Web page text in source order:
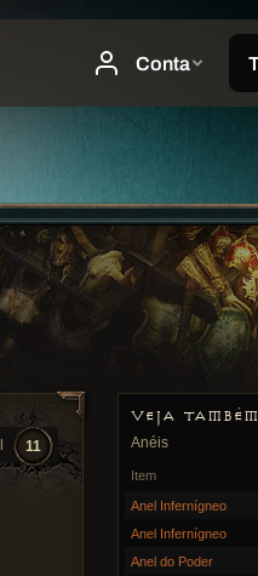
VEJA TAMBÉM
Anéis
Item
Anel Infernígneo
Anel Infernígneo
Anel do Poder
11